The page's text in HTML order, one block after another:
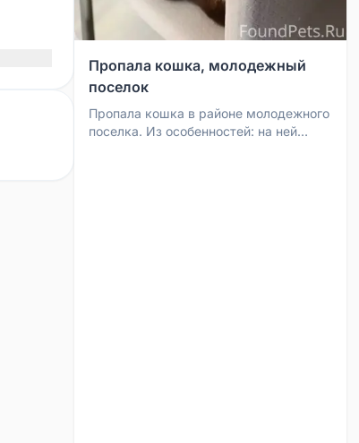
Пропала кошка, молодежный
поселок
Пропала кошка в районе молодежного
поселка. Из особенностей: на ней